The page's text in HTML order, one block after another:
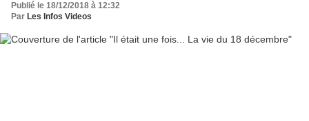
Publié le 18/12/2018 à 12:32
Par Les Infos Videos